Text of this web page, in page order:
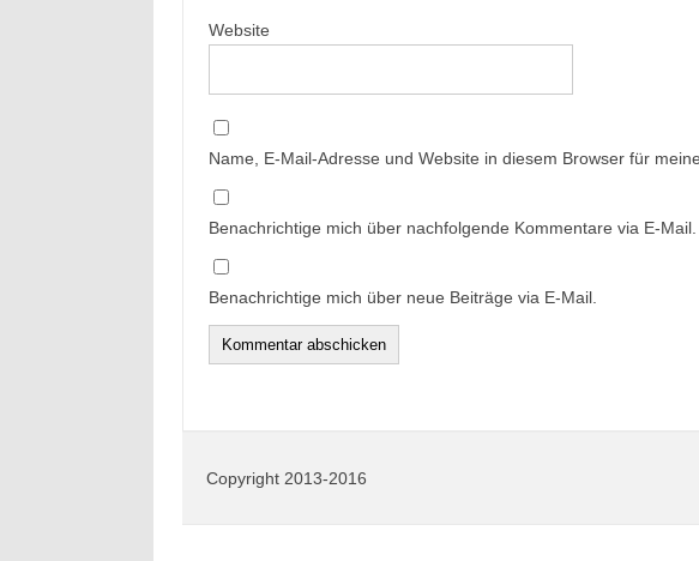
Website
Name, E-Mail-Adresse und Website in diesem Browser für
Benachrichtige mich über nachfolgende Kommentare via E-Mail.
Benachrichtige mich über neue Beiträge via E-Mail.
Copyright 2013-2016